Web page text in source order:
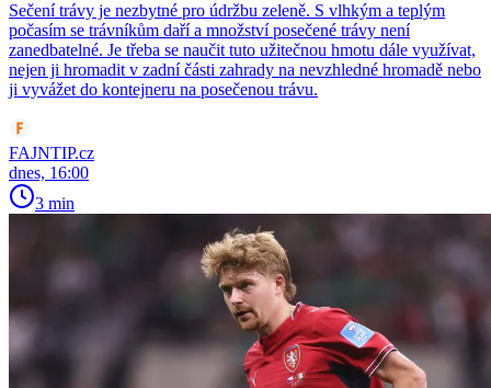
Sečení trávy je nezbytné pro údržbu zeleně. S vlhkým a teplým
počasím se trávníkům daří a množství posečené trávy není
zanedbatelné. Je třeba se naučit tuto užitečnou hmotu dále využívat,
nejen ji hromadit v zadní části zahrady na nevzhledné hromadě nebo
ji vyvážet do kontejneru na posečenou trávu.
FAJNTIP.cz
dnes, 16:00
3 min